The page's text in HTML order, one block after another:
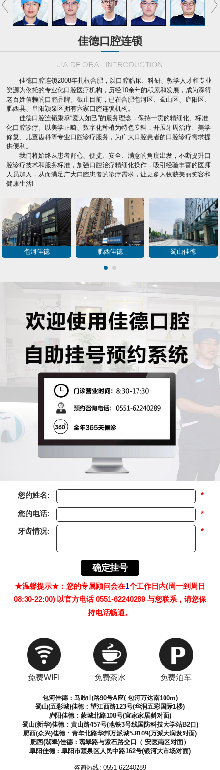
佳德口腔连锁
佳德口腔连锁2008年扎根合肥，以口腔临床、科研、教学人才和专业
资源为依托的专业化口腔医疗机构，历经10余年的积累和发展，成为深得
老百姓信赖的口腔品牌。截止目前，已在合肥包河区、蜀山区、庐阳区、
肥西县、阜阳颖泉区拥有六家口腔连锁机构。
佳德口腔连锁秉承“爱人如己”的服务理念，保持一贯的精细化、标准
化口腔诊疗。以美学正畸、数字化种植为特色专科，开展牙周治疗、美学
修复、儿童齿科等专业口腔诊疗服务，为广大口腔患者的口腔诊疗需求提
供便利。
我们将始终从患者舒心、便捷、安全、满意的角度出发，不断提升口
腔诊疗技术和服务标准，加强口腔治疗精细化操作，吸引经验丰富的医师
人员加入，从而满足广大口腔患者的诊疗需求，让更多人收获美丽笑容和
健康生活!
包河佳德 肥西佳德 蜀山佳德
您的姓名: *
您的电话: *
牙齿情况: *
★温馨提示★：您的专属顾问会在1个工作日内(周一到周日
08:30-22:00) 以官方电话 0551-62240289 与您联系，请您保
持电话畅通。
免费WIFI 免费茶水 免费泊车
包河佳德：马鞍山路90号A座( 包河万达南100m)
蜀山(五彩城)佳德：望江西路123号(华润五彩国际1楼)
庐阳佳德：蒙城北路108号(宜家家居斜对面)
蜀山(新华)佳德：黄山路457号(地铁3号线国防科技大学站B2口)
肥西(众兴)佳德：青年北路华邦万派城5-8109(万派大润发对面)
肥西(翡翠)佳德：翡翠路与紫石路交口（ 安医南区对面）
阜阳佳德：阜阳市颍泉区人民中路162号(银河大市场对面)
咨询热线: 0551-62240289